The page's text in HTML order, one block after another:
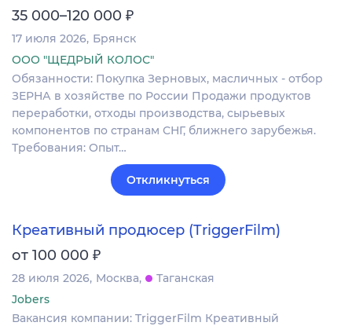
35 000–120 000 ₽
17 июля 2026 Брянск
ООО "ЩЕДРЫЙ КОЛОС"
Обязанности: Покупка Зерновых, масличных - отбор
ЗЕРНА в хозяйстве по России Продажи продуктов
переработки, отходы производства, сырьевых
компонентов по странам СНГ, ближнего зарубежья.
Требования: Опыт…
Откликнуться
Креативный продюсер (TriggerFilm)
от 100 000 ₽
28 июля 2026 Москва
Таганская
Jobers
Вакансия компании: TriggerFilm Креативный